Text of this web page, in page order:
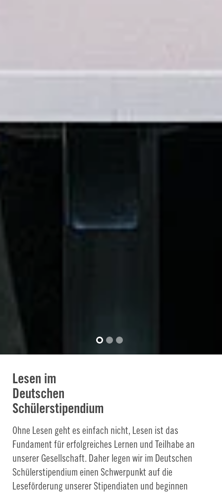
Lesen im
Deutschen
Schülerstipendium
Ohne Lesen geht es einfach nicht, Lesen ist das
Fundament für erfolgreiches Lernen und Teilhabe an
unserer Gesellschaft. Daher legen wir im Deutschen
Schülerstipendium einen Schwerpunkt auf die
Leseförderung unserer Stipendiaten und beginnen